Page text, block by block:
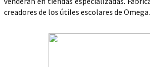
creadores de los útiles escolares de Omega.